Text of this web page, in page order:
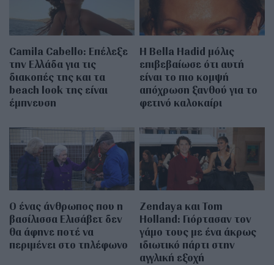
Camila Cabello: Επέλεξε
την Ελλάδα για τις
διακοπές της και τα
beach look της είναι
έμπνευση
Η Bella Hadid μόλις
επιβεβαίωσε ότι αυτή
είναι το πιο κομψή
απόχρωση ξανθού για το
φετινό καλοκαίρι
Ο ένας άνθρωπος που η
βασίλισσα Ελισάβετ δεν
θα άφηνε ποτέ να
περιμένει στο τηλέφωνο
Zendaya και Tom
Holland: Γιόρτασαν τον
γάμο τους με ένα άκρως
ιδιωτικό πάρτι στην
αγγλική εξοχή